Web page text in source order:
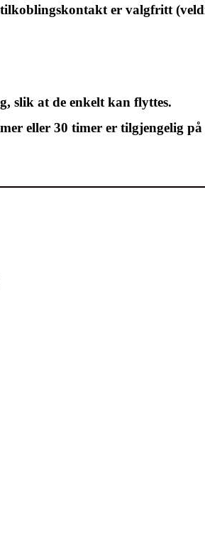
tilkoblingskontakt er valgfritt
slik at de enkelt kan flyttes.
eller 30 timer er tilgjengelig på